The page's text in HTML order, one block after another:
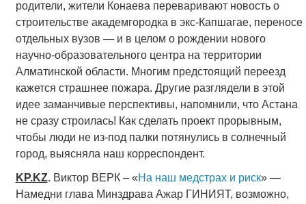
родители, жители Конаева переваривают новость о
строительстве академгородка в экс-Капшагае, переносе
отдельных вузов — и в целом о рождении нового
научно-образовательного центра на территории
Алматинской области. Многим предстоящий переезд
кажется страшнее пожара. Другие разглядели в этой
идее заманчивые перспективы, напомнили, что Астана
не сразу строилась! Как сделать проект прорывным,
чтобы люди не из-под палки потянулись в солнечный
город, выясняла наш корреспондент.
KP.KZ. Виктор ВЕРК – «На наш медстрах и риск» —
Намедни глава Минздрава Ажар ГИНИЯТ, возможно,